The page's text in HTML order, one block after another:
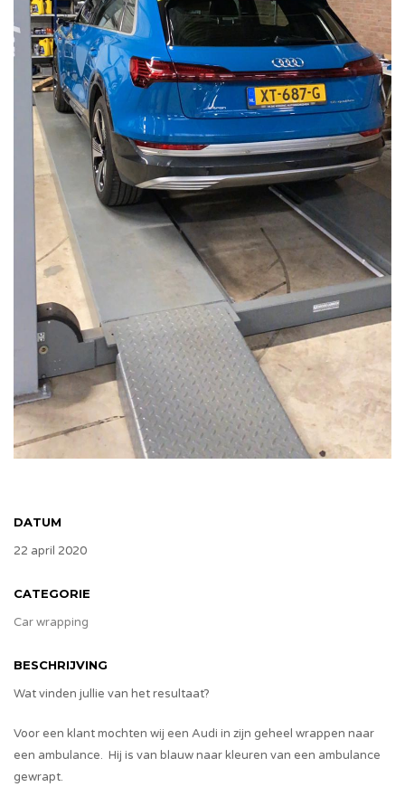
DATUM
22 april 2020
CATEGORIE
Car wrapping
BESCHRIJVING
Wat vinden jullie van het resultaat?
Voor een klant mochten wij een Audi in zijn geheel wrappen naar
een ambulance. Hij is van blauw naar kleuren van een ambulance
gewrapt.